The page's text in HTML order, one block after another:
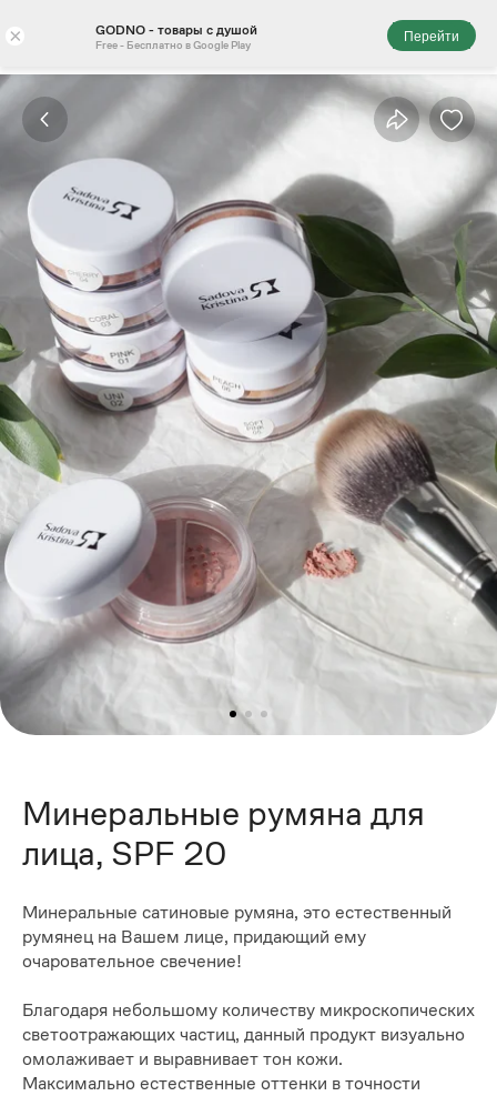
× GODNO - товары с душой
Free - Бесплатно в Google Play
Перейти
Минеральные румяна для
лица, SPF 20
Минеральные сатиновые румяна, это естественный
румянец на Вашем лице, придающий ему
очаровательное свечение!
Благодаря небольшому количеству микроскопических
светоотражающих частиц, данный продукт визуально
омолаживает и выравнивает тон кожи.
Максимально естественные оттенки в точности